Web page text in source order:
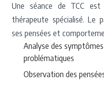
Une séance de TCC
thérapeute spécialisé. Le
ses pensées et
Analyse des
problématiques
Observation des